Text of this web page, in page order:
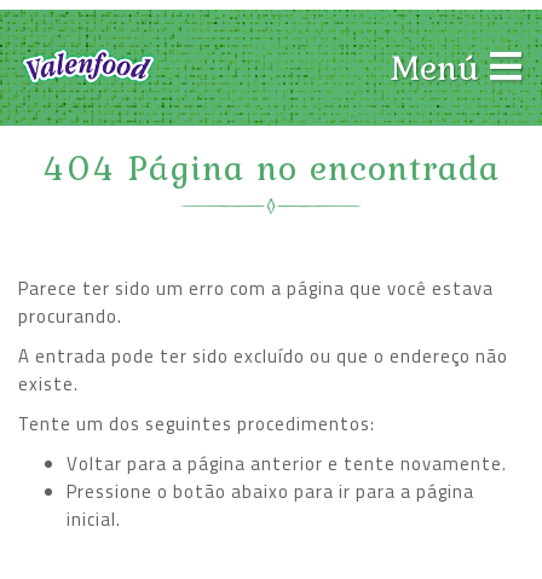
Menú
404 Página no encontrada
Parece ter sido um erro com a página que você estava
procurando.
A entrada pode ter sido excluído ou que o endereço não
existe.
Tente um dos seguintes procedimentos:
Voltar para a página anterior e tente novamente.
Pressione o botão abaixo para ir para a página
inicial.